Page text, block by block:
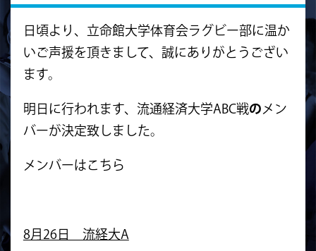
日頃より、立命館大学体育会ラグビー部に温か
いご声援を頂きまして、誠にありがとうござい
ます。
明日に行われます、流通経済大学ABC戦の メン
バーが決定致しました。
メンバーはこちら
8月26日 流経大A